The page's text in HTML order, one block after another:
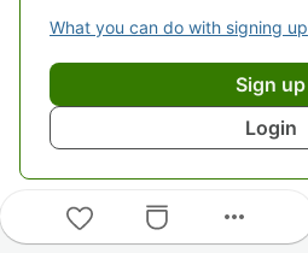
What you can do with signing up
Sign up
Login
more_horiz